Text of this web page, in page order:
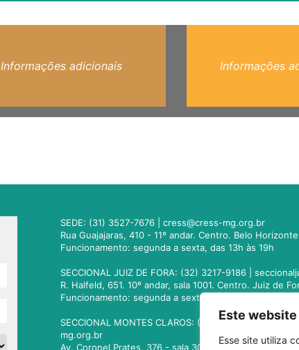
Este
Esse site utiliza
Informações adicionais Informações
SEDE: (31) 3527-7676 |cress@cress-mg.org.br
Rua Guajajaras, 410 - 11º andar. Centro. Belo
Funcionamento: segunda a sexta, das 13h às 19h
SECCIONAL JUIZ DE FORA: (32) 3217-9186 |
R. Halfeld, 651. 10º andar, sala 1001. Centro. Juiz de
Funcionamento: segunda a sexta, das 13h às 19h
SECCIONAL MONTES CLAROS: (38) 3221-9358 |
mg.org.br
Av. Coronel Prates, 376 - sala 301. Centro. Montes